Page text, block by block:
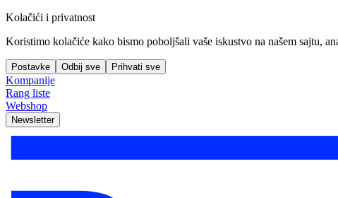
Kolačići i privatnost
Koristimo kolačiće kako bismo poboljšali vaše iskustvo na našem sajtu,
Postavke Odbij sve Prihvati sve
Kompanije
Rang liste
Webshop
Newsletter